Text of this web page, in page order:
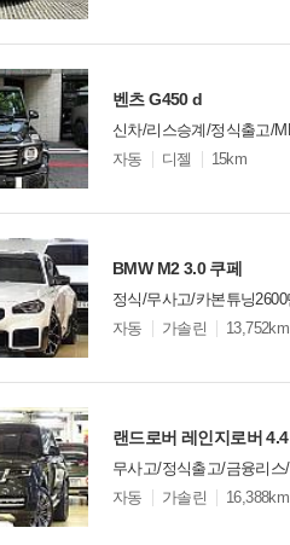
션
벤츠 G450 d
신차/리스승계/정식출고/
모
션
자동 디젤 15km
BMW M2 3.0 쿠페
정식/무사고/카본튜닝
모
션
자동 가솔린 13,752km
랜드로버 레인지로버
무사고/정식출고/금융리
모
자동 가솔린 16,388km